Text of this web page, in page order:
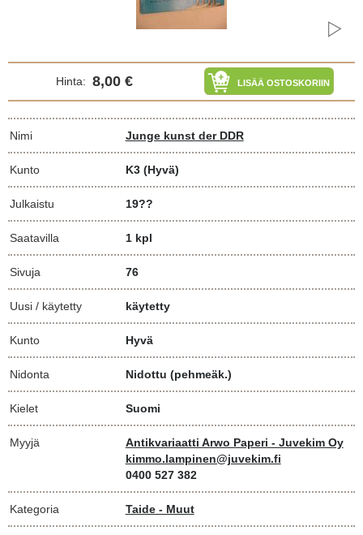
Hinta: 8,00 € LISÄÄ OSTOSKORIIN
Nimi Junge kunst der DDR
Kunto K3 (Hyvä)
Julkaistu 19??
Saatavilla 1 kpl
Sivuja 76
Uusi / käytetty käytetty
Kunto Hyvä
Nidonta Nidottu (pehmeäk.)
Kielet Suomi
Myyjä
Antikvariaatti Arwo Paperi - Juvekim Oy
kimmo.lampinen@juvekim.fi
0400 527 382
Kategoria Taide - Muut